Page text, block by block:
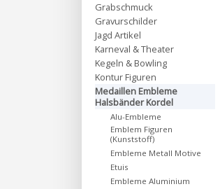
Grabschmuck
Gravurschilder
Jagd Artikel
Karneval & Theater
Kegeln & Bowling
Kontur Figuren
Medaillen Embleme
Halsbänder Kordel
Alu-Embleme
Emblem Figuren
(Kunststoff)
Embleme Metall Motive
Etuis
Embleme Aluminium